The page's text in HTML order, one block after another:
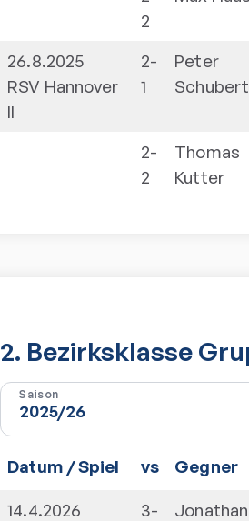
2
26.8.2025
RSV Hannover
II
2-
1
Peter
Schubert
2-
2
Thomas
Kutter
2. Bezirksklasse
Saison
Datum / Spiel vs Gegner
14.4.2026
3-
Jonathan